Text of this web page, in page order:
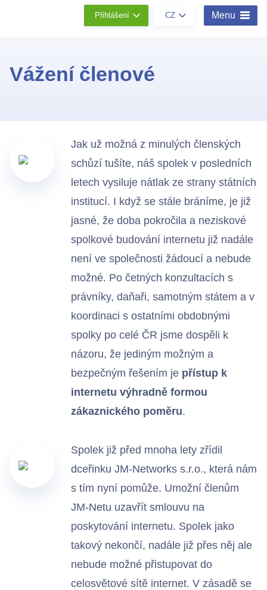
Přihlášení CZ Menu
Chci se připojit
Bezdrátové přístupové body
Vážení členové
Jak už možná z minulých členských
schůzí tušíte, náš spolek v posledních
letech vysiluje nátlak ze strany státních
institucí. I když se stále bráníme, je již
jasné, že doba pokročila a neziskové
spolkové budování internetu již nadále
není ve společnosti žádoucí a nebude
možné. Po četných konzultacích s
právníky, daňaři, samotným státem a v
koordinaci s ostatními obdobnými
spolky po celé ČR jsme dospěli k
názoru, že jediným možným a
bezpečným řešením je přístup k
internetu výhradně formou
zákaznického poměru.
Spolek již před mnoha lety zřídil
dceřinku JM-Networks s.r.o., která nám
s tím nyní pomůže. Umožní členům
JM-Netu uzavřít smlouvu na
poskytování internetu. Spolek jako
takový nekončí, nadále již přes něj ale
nebude možné přistupovat do
celosvětové sítě internet. V zásadě se